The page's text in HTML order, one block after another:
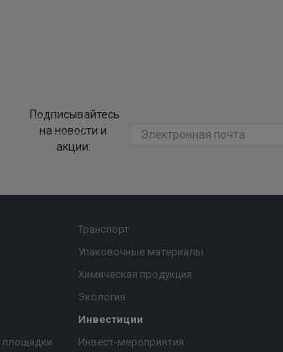
Подписывайтесь
на новости и
акции:
площадки
Транспорт
Упаковочные материалы
Химическая продукция
Экология
Инвестиции
Инвест-мероприятия